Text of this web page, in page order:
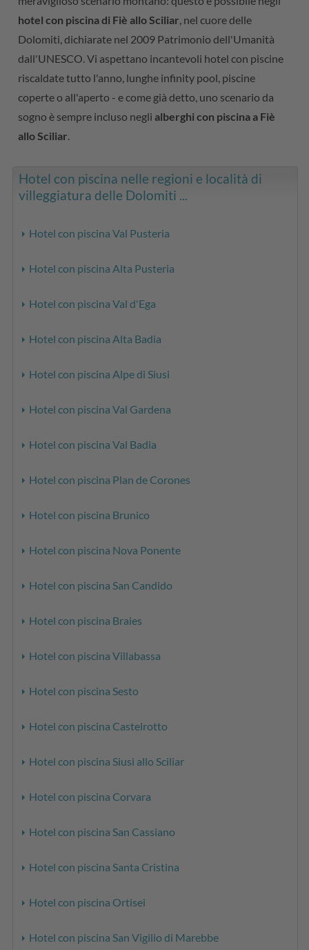
hotel con piscina di Fiè allo Sciliar , nel cuore delle
Dolomiti, dichiarate nel 2009 Patrimonio dell'Umanità
dall'UNESCO. Vi aspettano incantevoli hotel con piscine
riscaldate tutto l'anno, lunghe infinity pool, piscine
coperte o all'aperto - e come già detto, uno scenario da
sogno è sempre incluso negli alberghi con piscina a Fiè
allo Sciliar
Hotel con piscina nelle regioni e località di
villeggiatura delle Dolomiti ...
Hotel con piscina Val Pusteria
Hotel con piscina Alta Pusteria
Hotel con piscina Val d'Ega
Hotel con piscina Alta Badia
Hotel con piscina Alpe di Siusi
Hotel con piscina Val Gardena
Hotel con piscina Val Badia
Hotel con piscina Plan de Corones
Hotel con piscina Brunico
Hotel con piscina Nova Ponente
Hotel con piscina San Candido
Hotel con piscina Braies
Hotel con piscina Villabassa
Hotel con piscina Sesto
Hotel con piscina Castelrotto
Hotel con piscina Siusi allo Sciliar
Hotel con piscina Corvara
Hotel con piscina San Cassiano
Hotel con piscina Santa Cristina
Hotel con piscina Ortisei
Hotel con piscina San Vigilio di Marebbe